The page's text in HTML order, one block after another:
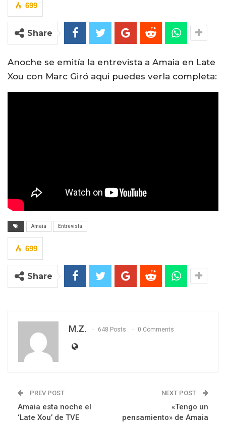
699
Share
Anoche se emitía la entrevista a Amaia en Late
Xou con Marc Giró aqui puedes verla completa:
Amaia Entrevista
699
Share
M.Z. 648 Posts 0 Comments
PREV POST
Amaia esta noche el
‘Late Xou’ de TVE
NEXT POST
«Tengo un
pensamiento» de Amaia